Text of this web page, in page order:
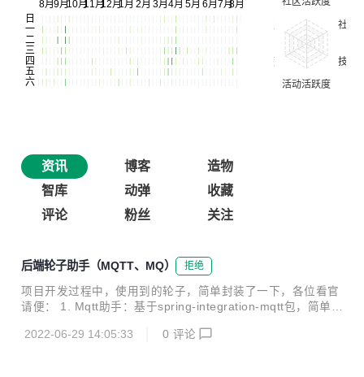
资讯 博客
造物
智库
动弹
收藏
评论
粉丝 关注
后端轮子助手（MQTT、MQ） 拒绝
项目开发过程中，使用到的轮子，简单封装了一下，各位看官
请便： 1. Mqtt助手：基于spring-integration-mqtt包，简单注
动好运小手，赏个star，感谢。 2. Mq助手：基于pulsar包，
2022-06-29 14:05:33 0 评论